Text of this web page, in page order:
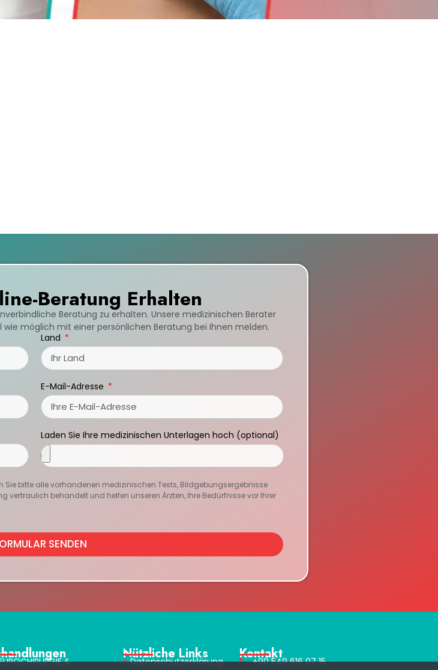
Beratung Erhalten
Beratung zu erhalten. Unsere medizinischen Berater
möglich mit einer persönlichen Beratung bei Ihnen melden.
Land
E-Mail-Adresse
Laden Sie Ihre medizinischen Unterlagen hoch (optional)
Sie bitte alle vorhandenen medizinischen Tests, Bildgebungsergebnisse
vertraulich behandelt und helfen unseren Ärzten, Ihre Bedürfnisse vor Ihrer
SENDEN
&
Nützliche Links
Datenschutzerklärung Kontakt
+90 549 616 07 15